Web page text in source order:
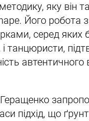
яку він
Його робота
серед яких
танцюристи,
автентичного
підхід, що